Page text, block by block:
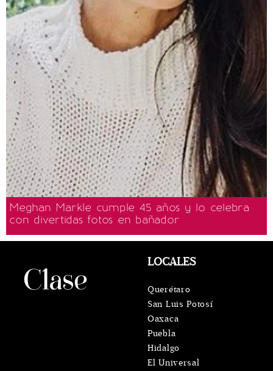
Meghan Markle cumple 45 años y lo celebra
con divertidas fotos en bañador
LOCALES
Querétaro
San Luis Potosí
Oaxaca
Puebla
Hidalgo
El Universal